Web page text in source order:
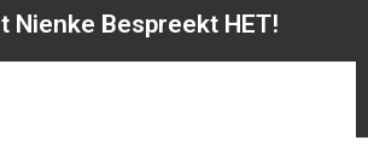
Nienke Bespreekt HET!